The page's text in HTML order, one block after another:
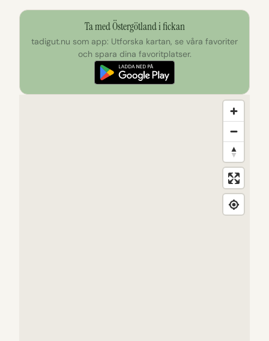
Ta med Östergötland i fickan
tadigut.nu som app: Utforska kartan, se våra favoriter
och spara dina favoritplatser.